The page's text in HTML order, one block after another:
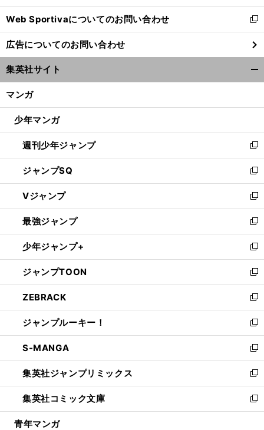
開
く
Web Sportivaについてのお問い合わせ
新
し
い
ウ
ィ
ン
ウ
開
く
広告についてのお問い合わせ
集英社サイト
マンガ
少年マンガ
週刊少年ジャンプ
新
し
い
ウ
ィ
ン
ド
ウ
で
開
く
ジャンプSQ
新
し
い
ウ
ィ
ン
ド
ウ
で
開
く
Vジャンプ
新
し
い
ウ
ィ
ン
ド
ウ
で
開
く
最強ジャンプ
新
し
い
ウ
ィ
ン
ド
ウ
で
開
く
少年ジャンプ+
新
し
い
ウ
ィ
ン
ド
ウ
で
開
く
ジャンプTOON
新
し
い
ウ
ィ
ン
ド
ウ
で
開
く
ZEBRACK
新
し
い
ウ
ィ
ン
ド
ウ
で
開
ジャンプルーキー！
新
し
い
ウ
ィ
ン
ド
ウ
S-MANGA
新
し
い
ウ
ィ
ン
集英社ジャンプリミックス
新
し
い
ウ
集英社コミック文庫
新
し
青年マンガ